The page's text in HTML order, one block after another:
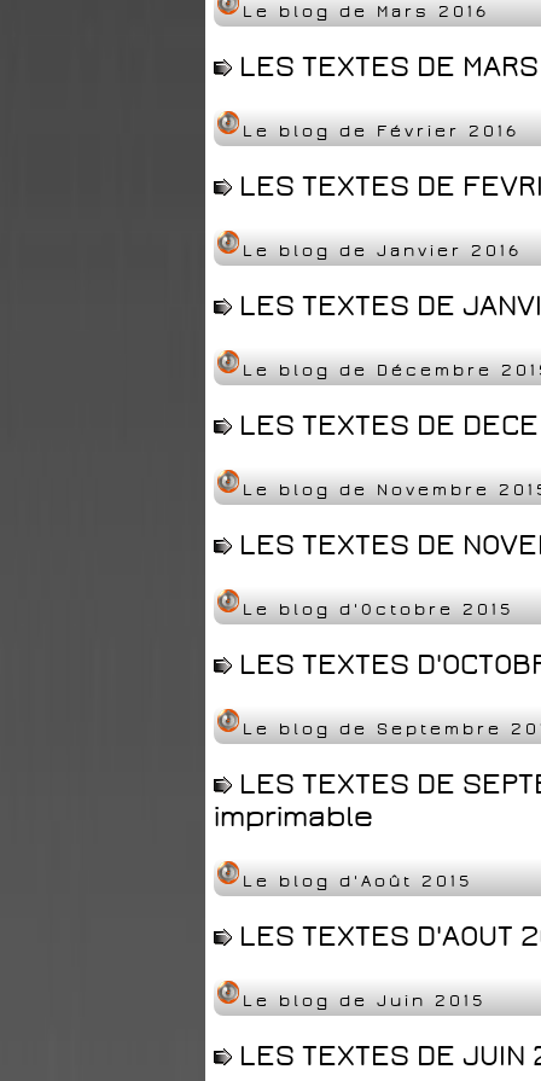
Le blog de Mars 2016
LES TEXTES DE
Le blog de Février 2016
LES TEXTES DE
Le blog de Janvier 2016
LES TEXTES DE
Le blog de Décembre
LES TEXTES DE
Le blog de Novembre
LES TEXTES DE
Le blog d'Octobre 2015
LES TEXTES
Le blog de Septembre
LES TEXTES DE
imprimable
Le blog d'Août 2015
LES TEXTES
Le blog de Juin 2015
LES TEXTES DE